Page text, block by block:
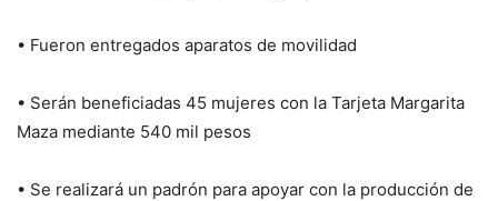
• Fueron entregados aparatos de movilidad
• Serán beneficiadas 45 mujeres con la Tarjeta Margarita
Maza mediante 540 mil pesos
• Se realizará un padrón para apoyar con la producción de